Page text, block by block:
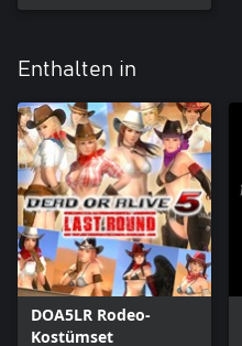
Enthalten in
DOA5LR Rodeo-
Kostümset